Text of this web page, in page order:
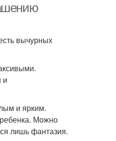
вычурных
и
и ярким.
Можно
лишь фантазия.